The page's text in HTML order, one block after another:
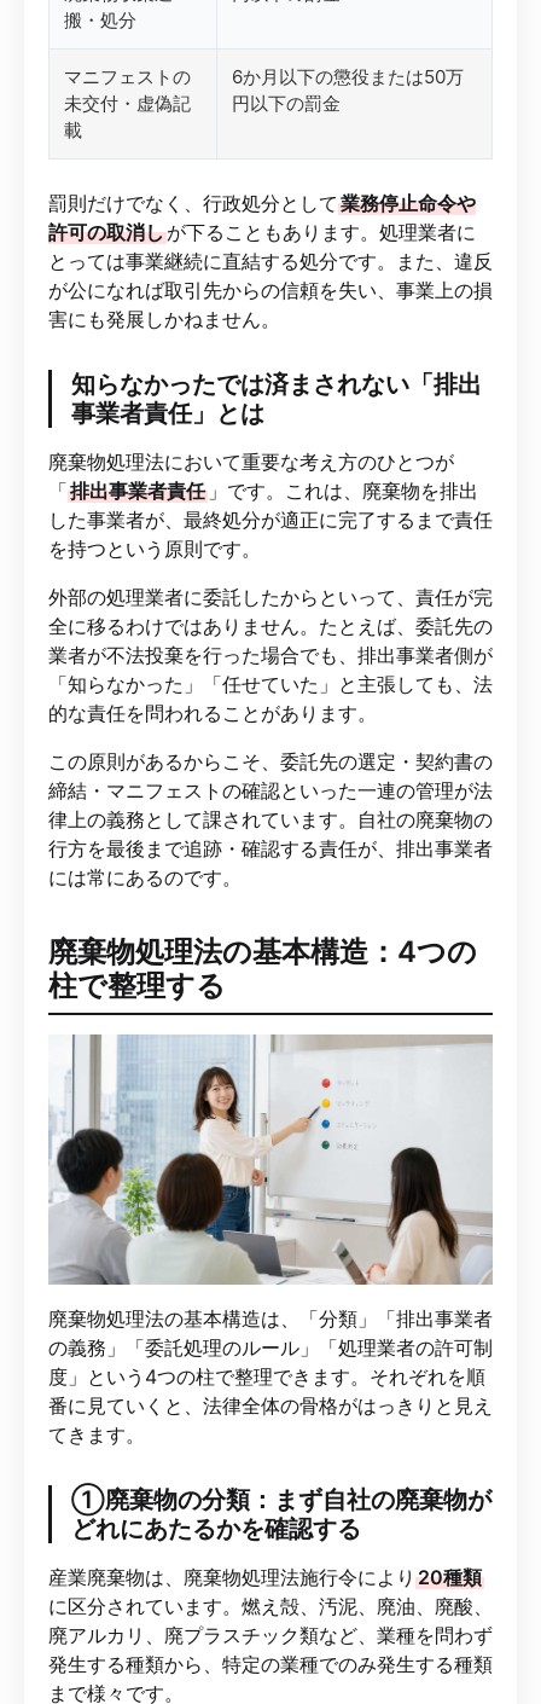
搬・処分
マニフェストの
未交付・虚偽記
載
6か月以下の懲役または50万
円以下の罰金
罰則だけでなく、行政処分として 業務停止命令や
許可の取消しが下ることもあります。処理業者に
とっては事業継続に直結する処分です。また、違反
が公になれば取引先からの信頼を失い、事業上の損
害にも発展しかねません。
知らなかったでは済まされない「排出
事業者責任」とは
廃棄物処理法において重要な考え方のひとつが
「排出事業者責任 」です。これは、廃棄物を排出
した事業者が、最終処分が適正に完了するまで責任
を持つという原則です。
外部の処理業者に委託したからといって、責任が完
全に移るわけではありません。たとえば、委託先の
業者が不法投棄を行った場合でも、排出事業者側が
「知らなかった」「任せていた」と主張しても、法
的な責任を問われることがあります。
この原則があるからこそ、委託先の選定・契約書の
締結・マニフェストの確認といった一連の管理が法
律上の義務として課されています。自社の廃棄物の
行方を最後まで追跡・確認する責任が、排出事業者
には常にあるのです。
廃棄物処理法の基本構造：4つの
柱で整理する
廃棄物処理法の基本構造は、「分類」「排出事業者
の義務」「委託処理のルール」「処理業者の許可制
度」という4つの柱で整理できます。それぞれを順
番に見ていくと、法律全体の骨格がはっきりと見え
てきます。
①廃棄物の分類：まず自社の廃棄物が
どれにあたるかを確認する
産業廃棄物は、廃棄物処理法施行令により 20種類
に区分されています。燃え殻、汚泥、廃油、廃酸、
廃アルカリ、廃プラスチック類など、業種を問わず
発生する種類から、特定の業種でのみ発生する種類
まで様々です。